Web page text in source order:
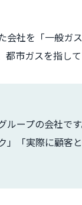
社を「一般ガ
市ガスを指して
ループの会社で
」「実際に顧客